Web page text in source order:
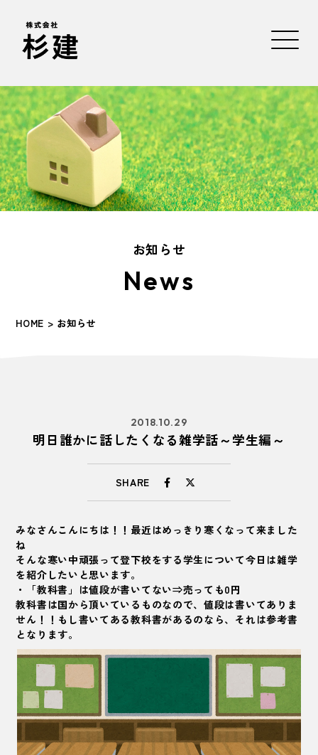
お知らせ
News
HOME > お知らせ
2018.10.29
明日誰かに話したくなる雑学話～学生編～
SHARE
みなさんこんにちは！！最近はめっきり寒くなって来ました
ね
そんな寒い中頑張って登下校をする学生について今日は雑学
を紹介したいと思います。
・「教科書」は値段が書いてない⇒売っても0円
教科書は国から頂いているものなので、値段は書いてありま
せん！！もし書いてある教科書があるのなら、それは参考書
となります。